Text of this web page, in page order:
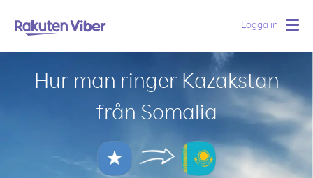
Logga in
Hur man ringer Kazakstan
från Somalia